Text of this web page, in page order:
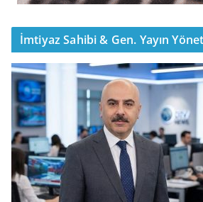
İmtiyaz Sahibi & Gen. Yayın